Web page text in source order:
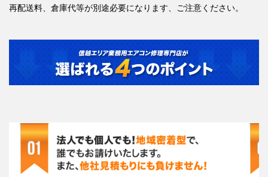
再配送料、倉庫代等が別途必要になります、ご注意ください。